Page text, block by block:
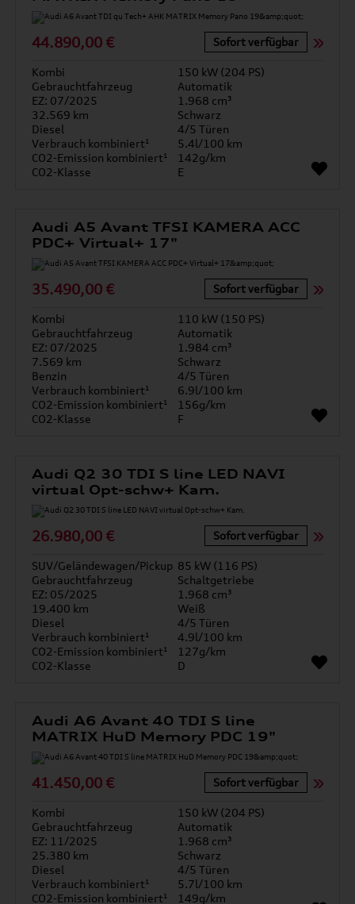
44.890,00 € Sofort verfügbar
Kombi
150 kW (204 PS)
Gebrauchtfahrzeug
Automatik
EZ: 07/2025
1.968 cm³
32.569 km
Schwarz
Diesel
4/5 Türen
Verbrauch kombiniert¹
5.4l/100 km
CO2-Emission kombiniert¹
142g/km
CO2-Klasse
E
Audi A5 Avant TFSI KAMERA ACC
PDC+ Virtual+ 17"
35.490,00 € Sofort verfügbar
Kombi
110 kW (150 PS)
Gebrauchtfahrzeug
Automatik
EZ: 07/2025
1.984 cm³
7.569 km
Schwarz
Benzin
4/5 Türen
Verbrauch kombiniert¹
6.9l/100 km
CO2-Emission kombiniert¹
156g/km
CO2-Klasse
F
Audi Q2 30 TDI S line LED NAVI
virtual Opt-schw+ Kam.
26.980,00 € Sofort verfügbar
SUV/Geländewagen/Pickup 85 kW (116 PS)
Gebrauchtfahrzeug
Schaltgetriebe
EZ: 05/2025
1.968 cm³
19.400 km
Weiß
Diesel
4/5 Türen
Verbrauch kombiniert¹
4.9l/100 km
CO2-Emission kombiniert¹
127g/km
CO2-Klasse
D
Audi A6 Avant 40 TDI S line
MATRIX HuD Memory PDC 19"
41.450,00 € Sofort verfügbar
Kombi
150 kW (204 PS)
Gebrauchtfahrzeug
Automatik
EZ: 11/2025
1.968 cm³
25.380 km
Schwarz
Diesel
4/5 Türen
Verbrauch kombiniert¹
5.7l/100 km
CO2-Emission kombiniert¹
149g/km